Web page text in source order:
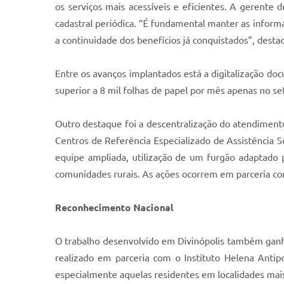
os serviços mais acessíveis e eficientes. A gerente
cadastral periódica. “É fundamental manter as
a continuidade dos benefícios já conquistados”,
Entre os avanços implantados está a digitalização
superior a 8 mil folhas de papel por mês apenas no
Outro destaque foi a descentralização do
Centros de Referência Especializado de Assistência
equipe ampliada, utilização de um furgão adaptado
comunidades rurais. As ações ocorrem em parceria
Reconhecimento Nacional
O trabalho desenvolvido em Divinópolis também
realizado em parceria com o Instituto Helena
especialmente aquelas residentes em localidades